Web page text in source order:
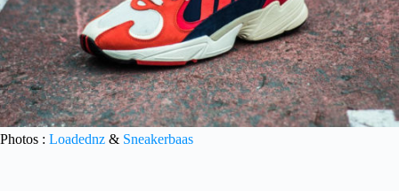
Photos : Loadednz & Sneakerbaas